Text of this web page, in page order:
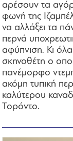
αρέσουν τα
φωνή της
να αλλάξει τα
περνά
αφύπνιση. Κι
σκηνοθέτη ο
πανέμορφο
ακόμη τυπική
καλύτερου
Τορόντο.